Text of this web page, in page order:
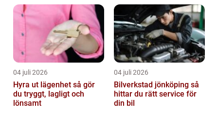
i...
04 juli 2026
Hyra ut lägenhet så gör
du tryggt, lagligt och
lönsamt
04 juli 2026
Bilverkstad jönköping så
hittar du rätt service för
din bil